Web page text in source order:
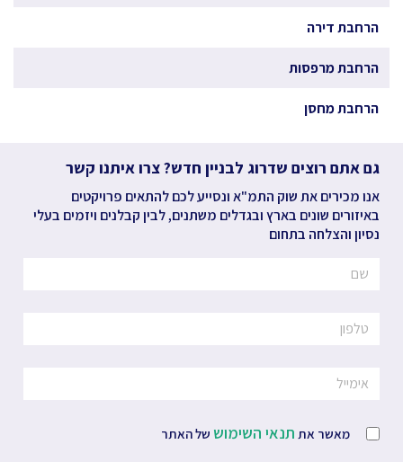
הרחבת דירה
הרחבת מרפסות
הרחבת מחסן
גם אתם רוצים שדרוג לבניין חדש? צרו איתנו קשר
אנו מכירים את שוק התמ"א ונסייע לכם להתאים פרויקטים
באיזורים שונים בארץ ובגדלים משתנים, לבין קבלנים ויזמים בעלי
נסיון והצלחה בתחום
מאשר את תנאי השימוש של האתר